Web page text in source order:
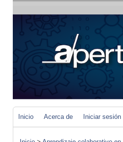
Inicio Acerca de Iniciar sesión